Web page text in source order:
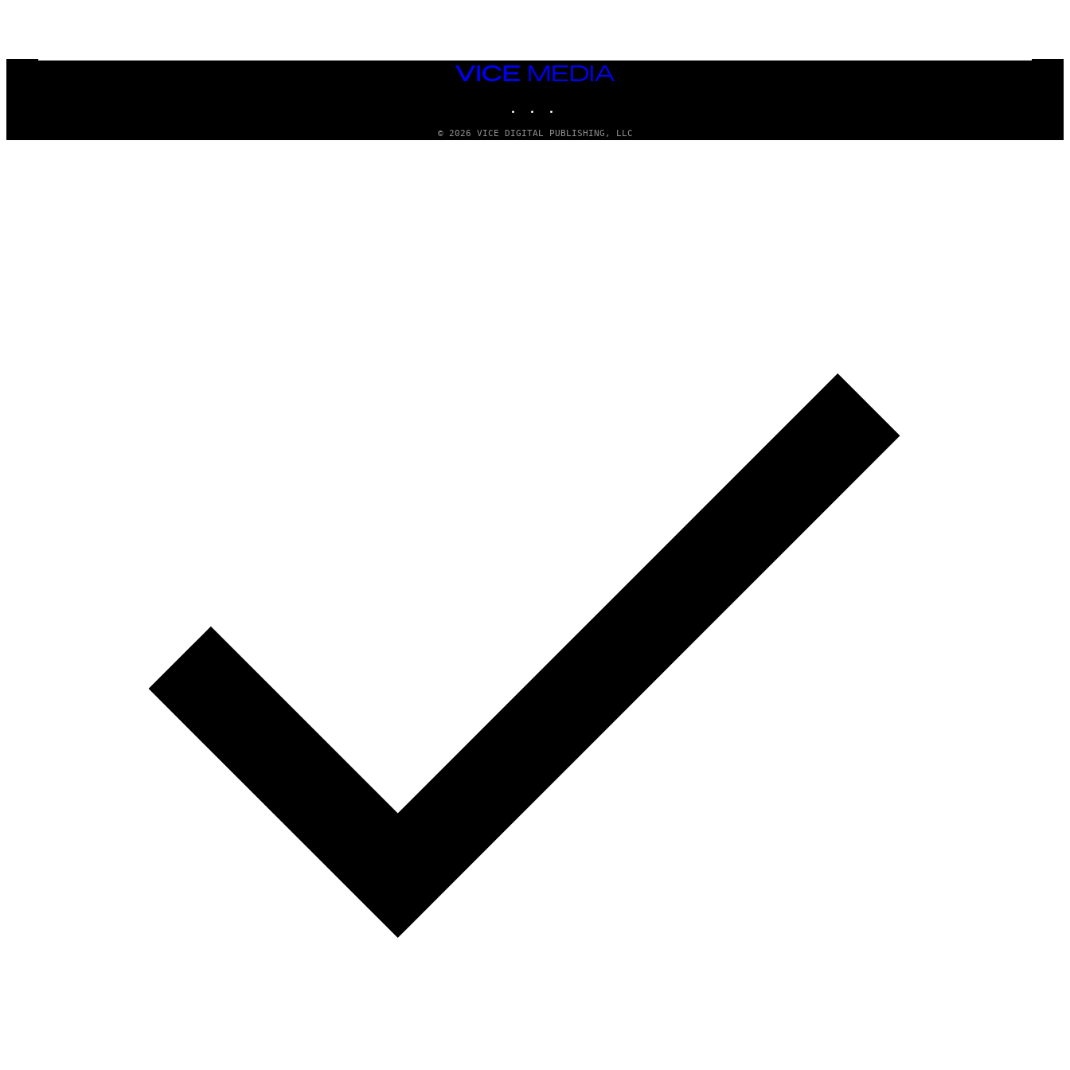
F
VICE
MEDIA
© 2026 VICE DIGITAL PUBLISHING, LLC